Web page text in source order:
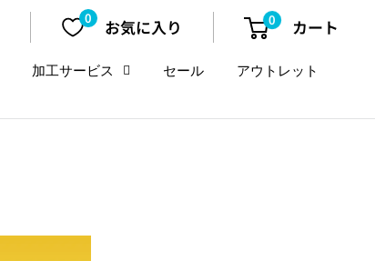
お気に入り
0 0 カート
加工サービス セール アウトレット